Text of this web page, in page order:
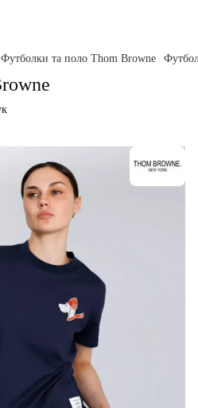
Футболки та поло Thom Browne